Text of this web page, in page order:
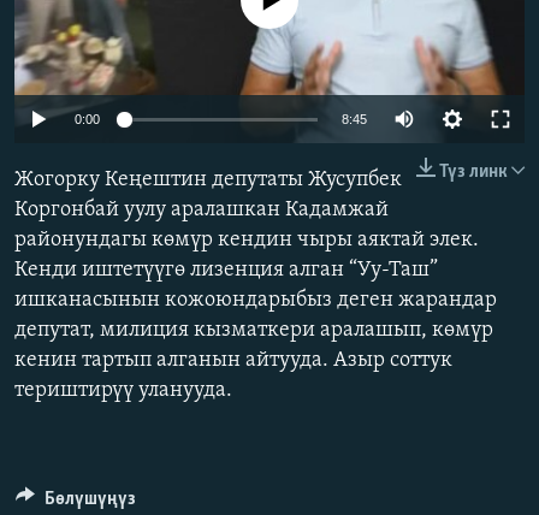
ЭЖЕ-СИҢДИЛЕР
АЗАТТЫК+
ЫҢГАЙСЫЗ СУРООЛОР
ОНЛАЙН ШЕРИНЕ
ЭЕ/АРнун бардык сайттары
Auto 240p 360p
1080p
0:00 8:45
240p
480p
1080p
Түз линк
Жогорку Кеңештин депутаты Жусупбек
Коргонбай уулу аралашкан Кадамжай
районундагы көмүр кендин чыры аяктай элек.
Кенди иштетүүгө лизенция алган “Уу-Таш”
ишканасынын кожоюндарыбыз деген жарандар
депутат, милиция кызматкери аралашып, көмүр
кенин тартып алганын айтууда. Азыр соттук
териштирүү уланууда.
Бөлүшүңүз